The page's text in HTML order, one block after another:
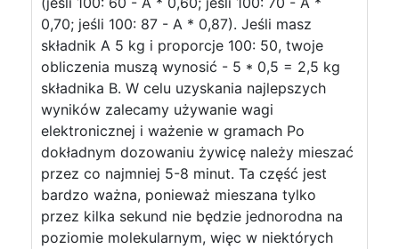
0,70; jeśli 100: 87 - A * 0,87). Jeśli masz
składnik A 5 kg i proporcje 100: 50, twoje
obliczenia muszą wynosić - 5 * 0,5 = 2,5 kg
składnika B. W celu uzyskania najlepszych
wyników zalecamy używanie wagi
elektronicznej i ważenie w gramach Po
dokładnym dozowaniu żywicę należy mieszać
przez co najmniej 5-8 minut. Ta część jest
bardzo ważna, ponieważ mieszana tylko
przez kilka sekund nie będzie jednorodna na
poziomie molekularnym, więc w niektórych